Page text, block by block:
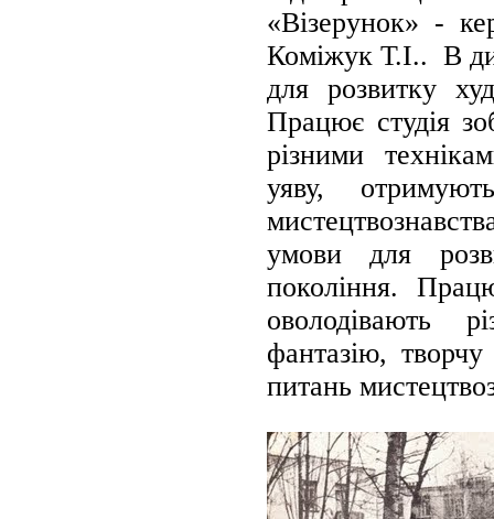
«Візерунок» -
Коміжук Т.І.. В
для розвитку
Працює студія
різними
уяву,
умови для
покоління.
оволодівають
фантазію,
питань